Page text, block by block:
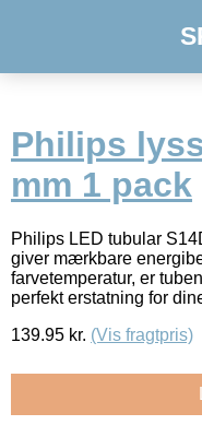
Philips
mm 1 pack
Philips LED tubular
giver mærkbare
farvetemperatur, er
perfekt erstatning for
139.95 kr. (Vis fragtpris)